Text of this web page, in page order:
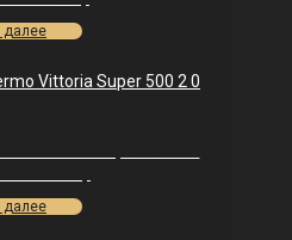
далее
далее